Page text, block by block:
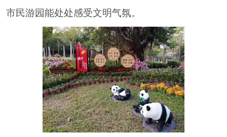
市民游园能处处感受文明气氛。